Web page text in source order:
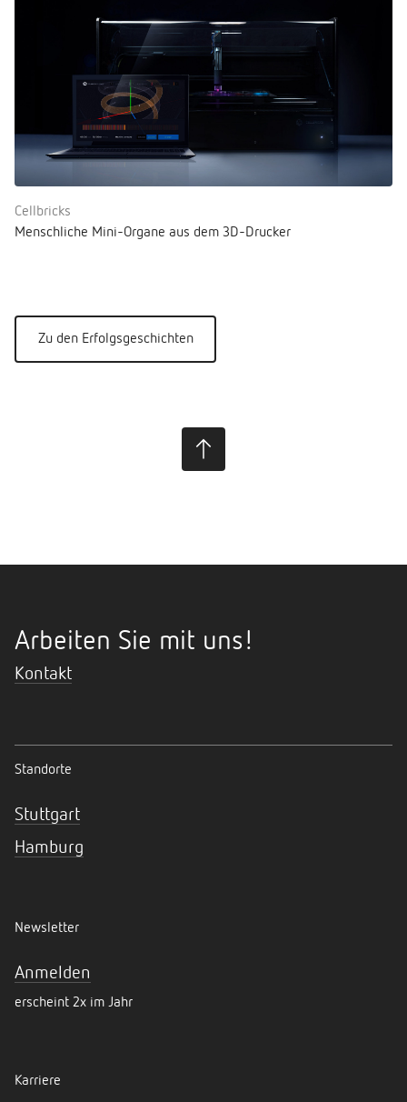
Cellbricks
Menschliche Mini-Organe aus dem 3D-Drucker
Zu den Erfolgsgeschichten
Arbeiten Sie mit uns!
Kontakt
Standorte
Stuttgart
Hamburg
Newsletter
Anmelden
erscheint 2x im Jahr
Karriere